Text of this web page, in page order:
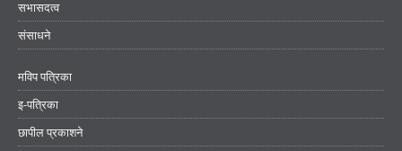
सभासदत्व
संसाधने
मविप पत्रिका
इ-पत्रिका
छापील प्रकाशने